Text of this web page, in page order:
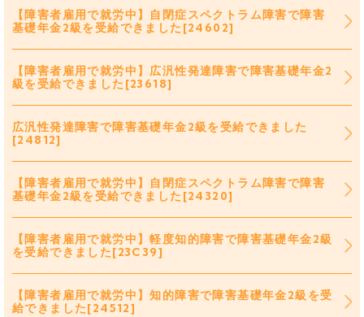
【障害者雇用で就労中】自閉症スペクトラム障害で障害
基礎年金2級を受給できました[24602]
【障害者雇用で就労中】広汎性発達障害で障害基礎年金2
級を受給できました[23618]
広汎性発達障害で障害基礎年金2級を受給できました
[24812]
【障害者雇用で就労中】自閉症スペクトラム障害で障害
基礎年金2級を受給できました[24320]
【障害者雇用で就労中】軽度知的障害で障害基礎年金2級
を受給できました[23C39]
【障害者雇用で就労中】知的障害で障害基礎年金2級を受
給できました[24512]